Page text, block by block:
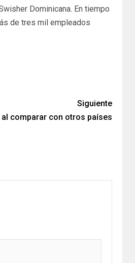
Dominicana. En tiempo
de tres mil empleados
Siguiente
al comparar con otros países